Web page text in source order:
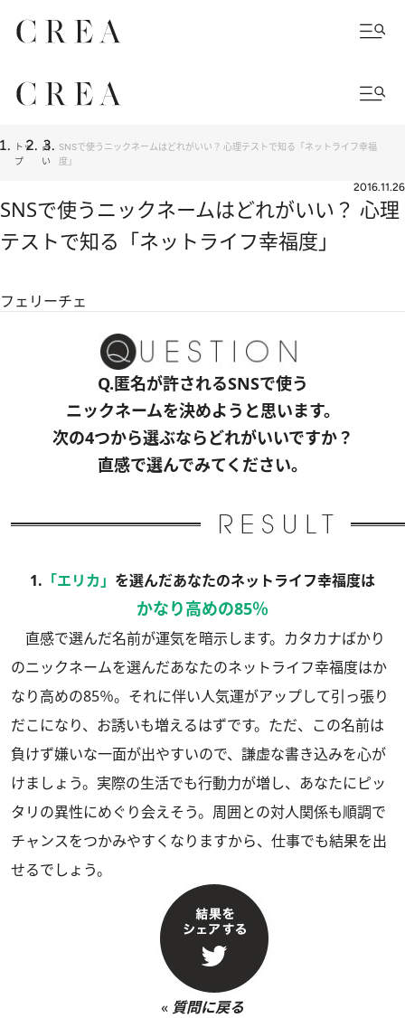
トッ
プ
占
い
SNSで使うニックネームはどれがいい？ 心理テストで知る「ネットライフ幸福
度」
2016.11.26
SNSで使うニックネームはどれがいい？ 心理
テストで知る「ネットライフ幸福度」
フェリーチェ
Q.匿名が許されるSNSで使う
ニックネームを決めようと思います。
次の4つから選ぶならどれがいいですか？
直感で選んでみてください。
1. 「エリカ」 を選んだあなたのネットライフ幸福度は
かなり高めの85％
直感で選んだ名前が運気を暗示します。カタカナばかり
のニックネームを選んだあなたのネットライフ幸福度はか
なり高めの85％。それに伴い人気運がアップして引っ張り
だこになり、お誘いも増えるはずです。ただ、この名前は
負けず嫌いな一面が出やすいので、謙虚な書き込みを心が
けましょう。実際の生活でも行動力が増し、あなたにピッ
タリの異性にめぐり会えそう。周囲との対人関係も順調で
チャンスをつかみやすくなりますから、仕事でも結果を出
せるでしょう。
« 質問に戻る